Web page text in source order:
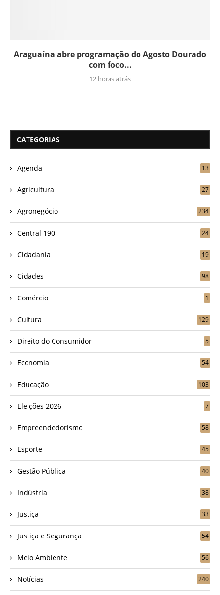
Araguaína abre programação do Agosto Dourado
com foco...
12 horas atrás
CATEGORIAS
Agenda 13
Agricultura 27
Agronegócio 234
Central 190 24
Cidadania 19
Cidades 98
Comércio 1
Cultura 129
Direito do Consumidor 5
Economia 54
Educação 103
Eleições 2026 7
Empreendedorismo 58
Esporte 45
Gestão Pública 40
Indústria 38
Justiça 33
Justiça e Segurança 54
Meio Ambiente 56
Notícias 240